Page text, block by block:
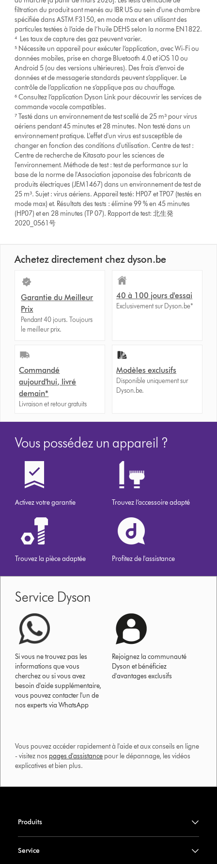
filtration du produit sont menés au IBR US au sein d'une chambre
spécifiée dans ASTM F3150, en mode max et en utilisant des
particules testées à l’aide de l’huile DEHS selon la norme EN1822.
⁴ Les taux de capture des gaz peuvent varier.
⁵ Nécessite un appareil pour exécuter l’application, avec Wi-Fi ou
données mobiles, prise en charge Bluetooth 4.0 et iOS 10 ou
Android 5 (ou des versions ultérieures). Des frais d’envoi de
données et de messagerie standards peuvent s’appliquer. Le
contrôle de l’application ne s’applique pas au chauffage.
⁶ Consultez l’application Dyson Link pour découvrir les services de
commande vocale compatibles.
⁷ Testé dans un environnement de test scellé de 25 m³ pour virus
aériens pendant 45 minutes et 28 minutes. Non testé dans un
environnement pratique. L'effet d'un virus est susceptible de
changer en fonction des conditions d'utilisation. Centre de test :
Centre de recherche de Kitasato pour les sciences de
l'environnement. Méthode de test : test de performance sur la
base de la norme de l'Association japonaise des fabricants de
produits électriques (JEM1467) dans un environnement de test de
25 m³. Sujet : virus aériens. Appareil testé: HP07 et TP07 (testés en
mode max) et. Résultats des tests : élimine 99 % en 45 minutes
(HP07) et en 28 minutes (TP 07). Rapport de test: 北生発
2020_0561号
Achetez directement chez dyson.be
Garantie du Meilleur
Prix
Pendant 40 jours. Toujours
le meilleur prix.
40 à 100 jours d'essai
Exclusivement sur Dyson.be*
Commandé
aujourd'hui, livré
demain*
Livraison et retour gratuits
Modèles exclusifs
Disponible uniquement sur
Dyson.be.
Vous possédez un appareil ?
Activez votre garantie Trouvez l’accessoire adapté
Trouvez la pièce adaptée Profitez de l'assistance
Service Dyson
Si vous ne trouvez pas les
informations que vous
cherchez ou si vous avez
besoin d'aide supplémentaire,
vous pouvez contacter l'un de
nos experts via WhatsApp
Rejoignez la communauté
Dyson et bénéficiez
d'avantages exclusifs
Vous pouvez accéder rapidement à l'aide et aux conseils en ligne
- visitez nos pages d'assistance pour le dépannage, les vidéos
explicatives et bien plus.​
Produits
Service